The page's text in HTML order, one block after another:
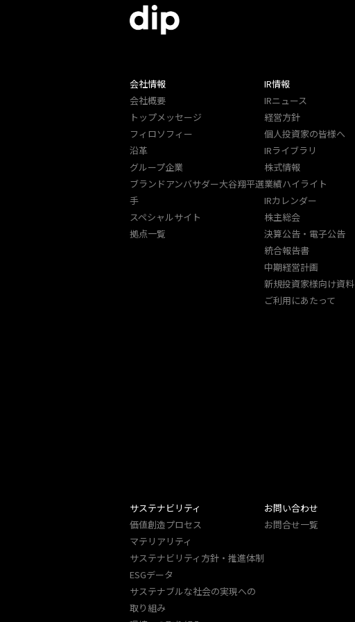
会社情報
会社概要
トップメッセージ
フィロソフィー
沿革
グループ企業
ブランドアンバサダー大谷翔平選
手
スペシャルサイト
拠点一覧
IR情報
IRニュース
経営方針
個人投資家の皆様へ
IRライブラリ
株式情報
業績ハイライト
IRカレンダー
株主総会
決算公告・電子公告
統合報告書
中期経営計画
新規投資家様向け資料
ご利用にあたって
サステナビリティ
価値創造プロセス
マテリアリティ
サステナビリティ方針・推進体制
ESGデータ
サステナブルな社会の実現への
取り組み
お問い合わせ
お問合せ一覧